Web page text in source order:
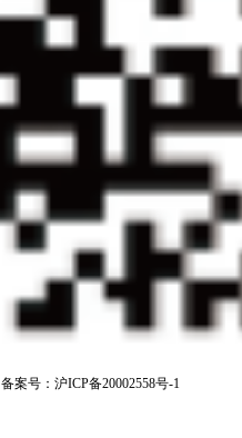
备案号：沪ICP备20002558号-1